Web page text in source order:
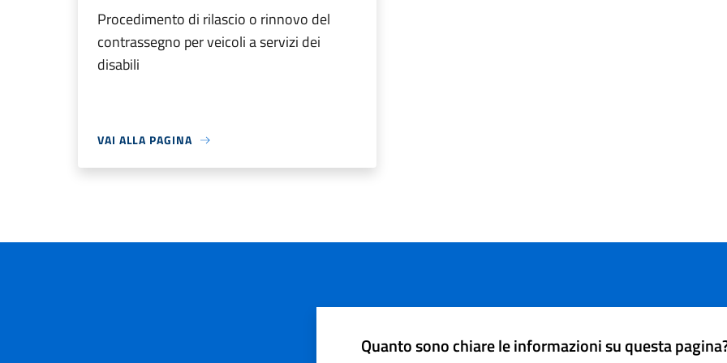
Procedimento di rilascio o rinnovo del
contrassegno per veicoli a servizi dei
disabili
VAI ALLA PAGINA
Quanto sono chiare le informazioni su questa